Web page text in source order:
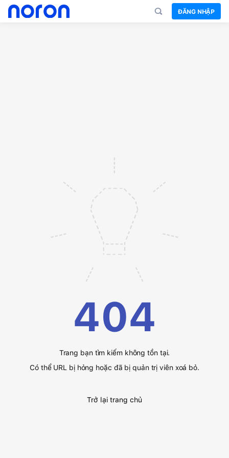
ĐĂNG NHẬP
404
Trang bạn tìm kiếm không tồn tại.
Có thể URL bị hỏng hoặc đã bị quản trị viên xoá bỏ.
Trở lại trang chủ